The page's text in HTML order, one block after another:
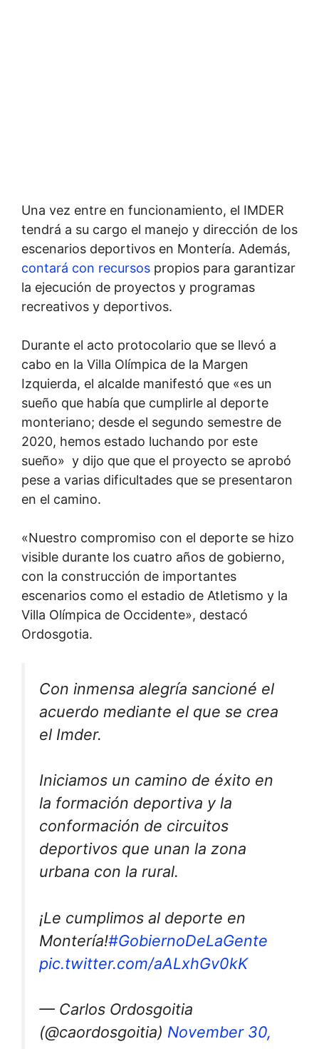
Una vez entre en funcionamiento, el IMDER
tendrá a su cargo el manejo y dirección de los
escenarios deportivos en Montería. Además,
contará con recursos propios para garantizar
la ejecución de proyectos y programas
recreativos y deportivos.
Durante el acto protocolario que se llevó a
cabo en la Villa Olímpica de la Margen
Izquierda, el alcalde manifestó que «es un
sueño que había que cumplirle al deporte
monteriano; desde el segundo semestre de
2020, hemos estado luchando por este
sueño» y dijo que que el proyecto se aprobó
pese a varias dificultades que se presentaron
en el camino.
«Nuestro compromiso con el deporte se hizo
visible durante los cuatro años de gobierno,
con la construcción de importantes
escenarios como el estadio de Atletismo y la
Villa Olímpica de Occidente», destacó
Ordosgotia.
Con inmensa alegría sancioné el
acuerdo mediante el que se crea
el Imder.
Iniciamos un camino de éxito en
la formación deportiva y la
conformación de circuitos
deportivos que unan la zona
urbana con la rural.
¡Le cumplimos al deporte en
Montería!#GobiernoDeLaGente
pic.twitter.com/aALxhGv0kK
— Carlos Ordosgoitia
(@caordosgoitia) November 30,